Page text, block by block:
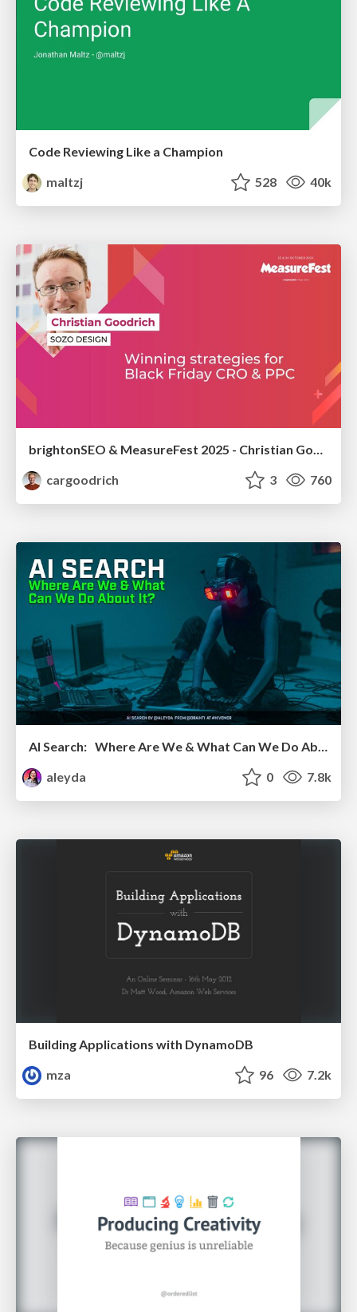
Code Reviewing Like a Champion
maltzj
528 40k
brightonSEO & MeasureFest 2025 - Christian Goodrich - Winning strategies for Black Friday CRO & PPC
cargoodrich
3 760
AI Search: Where Are We & What Can We Do About It?
aleyda
0 7.8k
Building Applications with DynamoDB
mza
96 7.2k